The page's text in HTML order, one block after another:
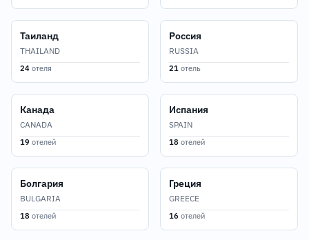
Таиланд
THAILAND
24 отеля
Россия
RUSSIA
21 отель
Канада
CANADA
19 отелей
Испания
SPAIN
18 отелей
Болгария
BULGARIA
18 отелей
Греция
GREECE
16 отелей